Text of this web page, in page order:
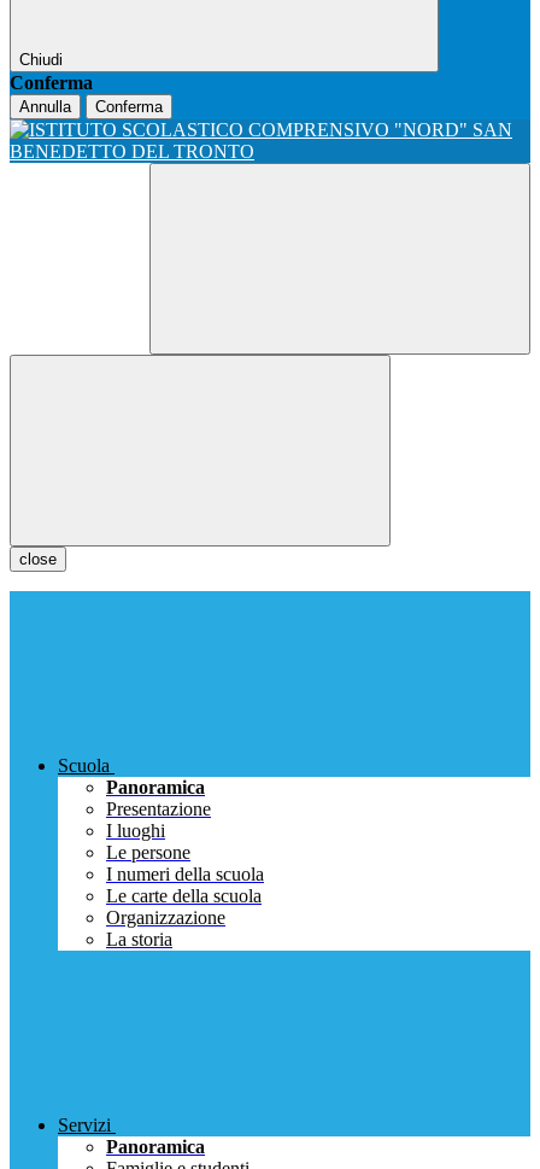
Chiudi
Conferma
Annulla Conferma
close
Scuola
Panoramica
Presentazione
I luoghi
Le persone
I numeri della scuola
Le carte della scuola
Organizzazione
La storia
Servizi
Panoramica